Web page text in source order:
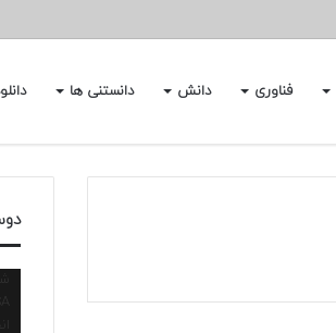
فناوری دانش دانستنی ها